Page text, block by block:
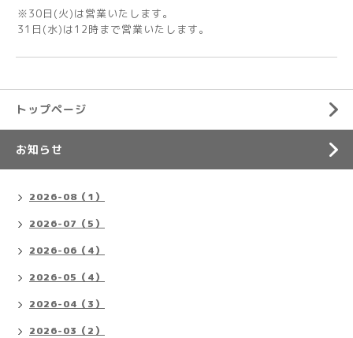
※30日(火)は営業いたします。
31日(水)は12時まで営業いたします。
トップページ
お知らせ
2026-08（1）
2026-07（5）
2026-06（4）
2026-05（4）
2026-04（3）
2026-03（2）